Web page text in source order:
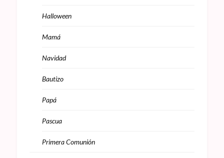
Halloween
Mamá
Navidad
Bautizo
Papá
Pascua
Primera Comunión